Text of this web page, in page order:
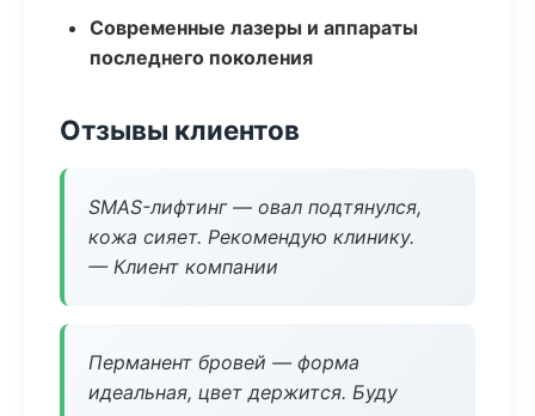
Современные лазеры и аппараты
последнего поколения
Отзывы клиентов
SMAS-лифтинг — овал подтянулся,
кожа сияет. Рекомендую клинику.
— Клиент компании
Перманент бровей — форма
идеальная, цвет держится. Буду